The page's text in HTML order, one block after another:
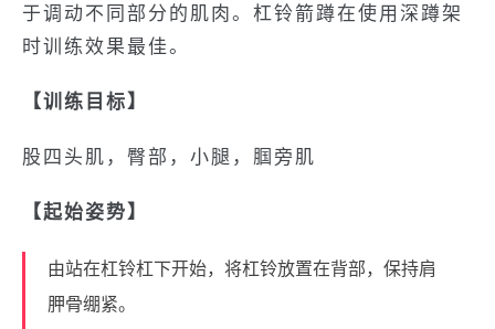
于调动不同部分的肌肉。杠铃箭蹲在使用深蹲架
时训练效果最佳。
【训练目标】
股四头肌，臀部，小腿，腘旁肌
【起始姿势】
由站在杠铃杠下开始，将杠铃放置在背部，保持肩
胛骨绷紧。